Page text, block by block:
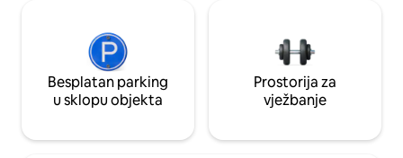
Besplatan parking
u sklopu objekta
Prostorija za
vježbanje